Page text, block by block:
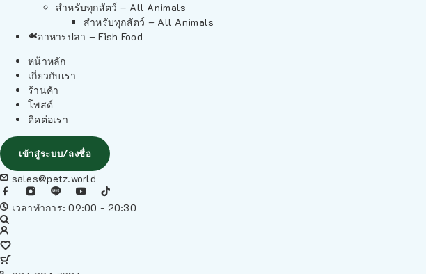
สำหรับทุกสัตว์ – All Animals
สำหรับทุกสัตว์ – All Animals
อาหารปลา – Fish Food
หน้าหลัก
เกี่ยวกับเรา
ร้านค้า
โพสต์
ติดต่อเรา
เข้าสู่ระบบ/ลงชื่อ
sales@petz.world
เวลาทำการ: 09:00 - 20:30